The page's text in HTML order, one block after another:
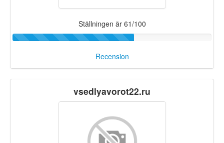
Ställningen är 61/100
Recension
vsedlyavorot22.ru